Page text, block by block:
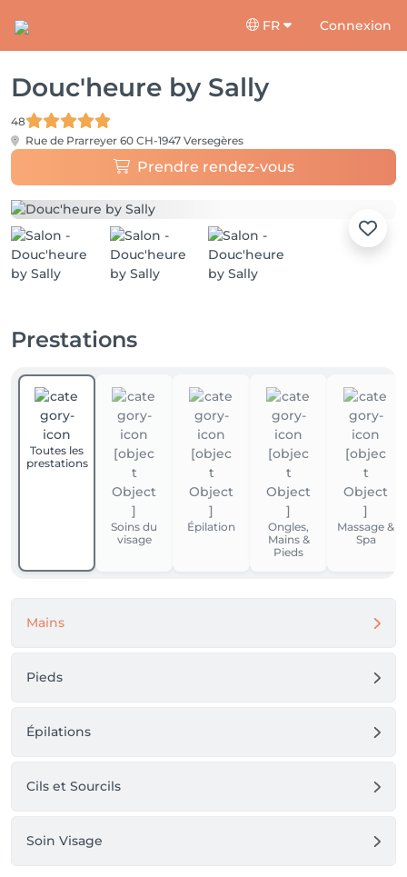
FR Connexion
Douc'heure by Sally
48
Rue de Prarreyer 60 CH-1947 Versegères
Prendre rendez-vous
Prestations
Toutes les
prestations
Soins du
visage
Épilation
Ongles,
Mains &
Pieds
Massage &
Spa
Mains
Pieds
Épilations
Cils et Sourcils
Soin Visage